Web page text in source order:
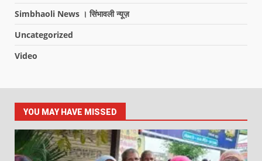
Simbhaoli News । सिंभावली न्यूज़
Uncategorized
Video
YOU MAY HAVE MISSED